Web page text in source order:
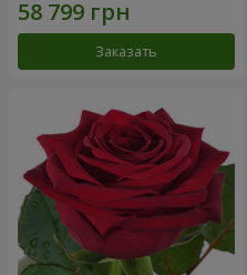
Заказать